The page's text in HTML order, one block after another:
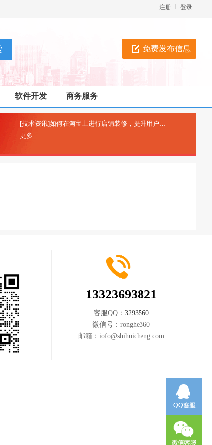
登录
注册
免费发布信息
软件开发 商务服务
(2025-04-26) [技术资讯]如何在淘宝上进行店铺装修，提升用户购物体验？
更多
13323693821
客服QQ： 3293560
微信号： ronghe360
邮箱： iofo@shihuicheng.com